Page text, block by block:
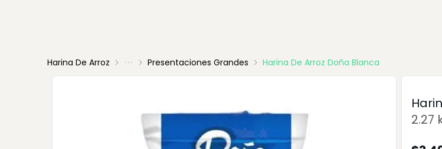
Harina De Arroz Presentaciones Grandes Harina De Arroz Doña Blanca
2.27